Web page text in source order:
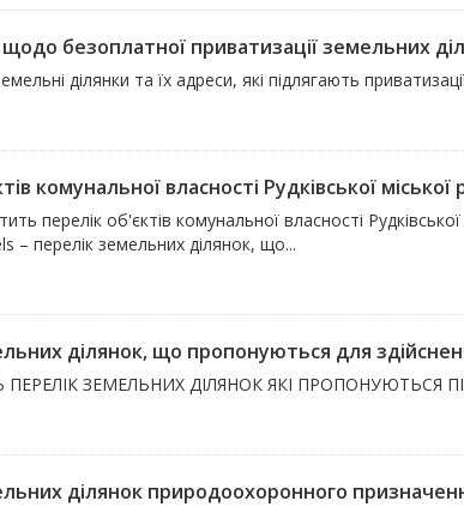
щодо безоплатної приватизації земельних
ділянки та їх адреси, які підлягають
комунальної власності Рудківської міської
перелік об'єктів комунальної власності
– перелік земельних ділянок, що...
ділянок, що пропонуються для
ПЕРЕЛІК ЗЕМЕЛЬНИХ ДІЛЯНОК ЯКІ ПРОПОНУЮТЬСЯ
ділянок природоохоронного